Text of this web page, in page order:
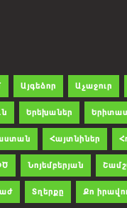
Այգեձոր Աչաջուր
Երեխաներ
Հայտնիներ
Նոյեմբերյան
Տղերքը Քո